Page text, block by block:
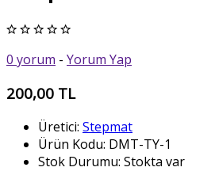
0 yorum - Yorum Yap
200,00 TL
Üretici: Stepmat
Ürün Kodu: DMT-TY-1
Stok Durumu: Stokta var